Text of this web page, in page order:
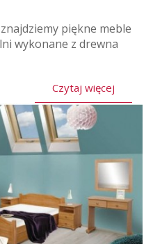
piękne meble
wykonane z drewna
Czytaj więcej